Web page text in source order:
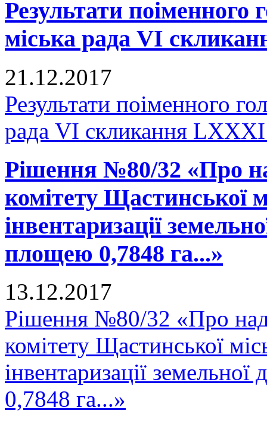
Результати
міська рада VI
21.12.2017
Результати поіменного
рада VI скликання LXXXI
Рішення №80/32 «Про
комітету Щастинської
інвентаризації
площею 0,7848 га...»
13.12.2017
Рішення №80/32 «Про
комітету Щастинської
інвентаризації
0,7848 га...»